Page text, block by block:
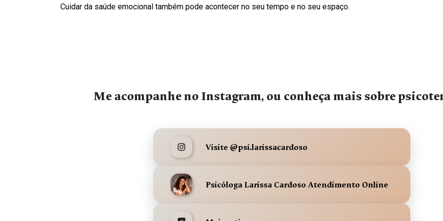
Cuidar da saúde emocional também pode acontecer no seu tempo e no seu espaço.
Me acompanhe no Instagram, ou conheça mais sobre
Visite @psi.larissacardoso
Psicóloga Larissa Cardoso Atendimento Online